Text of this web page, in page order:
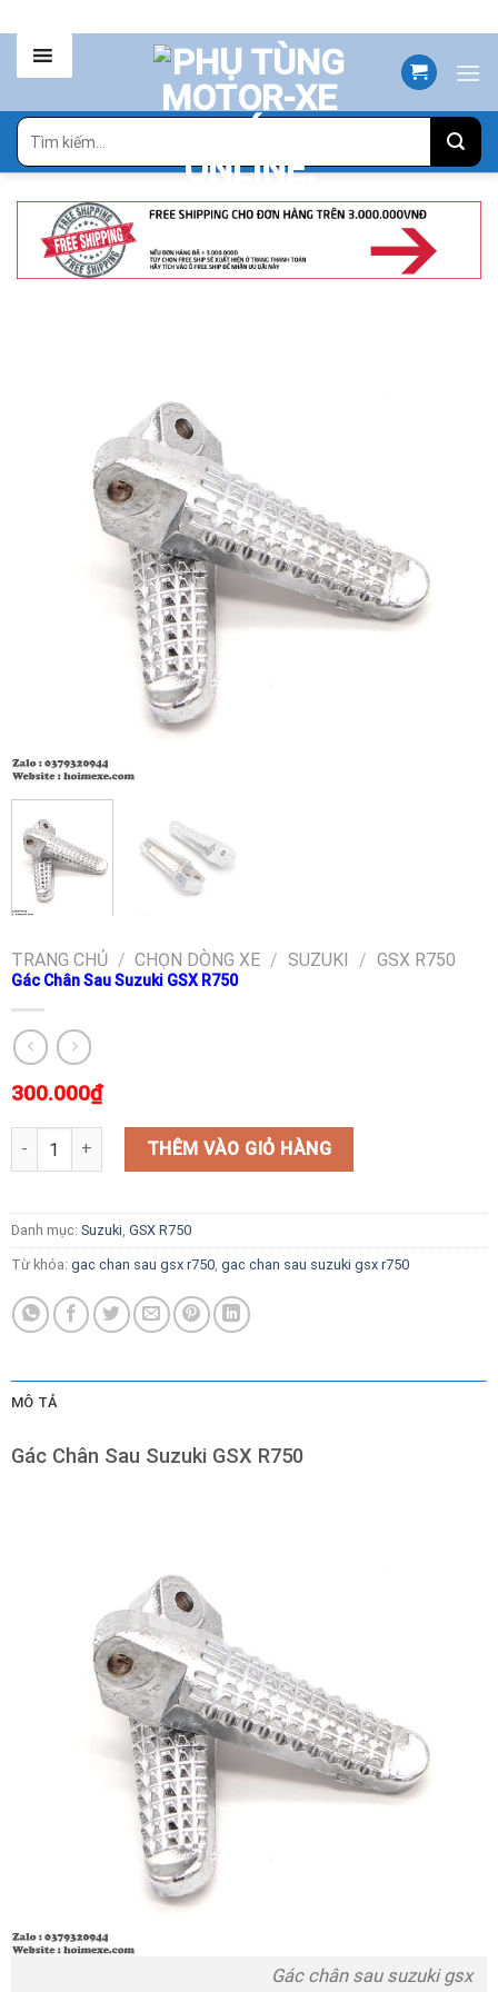
to
content
Tìm
kiếm:
TRANG CHỦ / CHỌN DÒNG XE / SUZUKI / GSX R750
Gác Chân Sau Suzuki GSX R750
300.000₫
Gác Chân Sau Suzuki GSX R750 số lượng
THÊM VÀO GIỎ HÀNG
Danh mục: Suzuki GSX R750
Từ khóa: gac chan sau gsx r750, gac chan sau suzuki gsx r750
MÔ TẢ
Gác Chân Sau Suzuki GSX R750
Gác chân sau suzuki gsx